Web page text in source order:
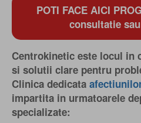
POTI FACE AICI
consultatie
Centrokinetic este locul in
si solutii clare pentru
Clinica dedicata
impartita in urmatoarele
specializate: